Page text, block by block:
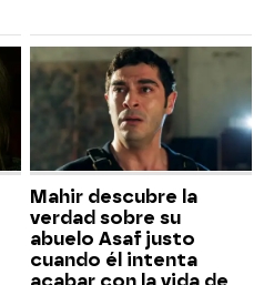
Mahir descubre la
verdad sobre su
abuelo Asaf justo
cuando él intenta